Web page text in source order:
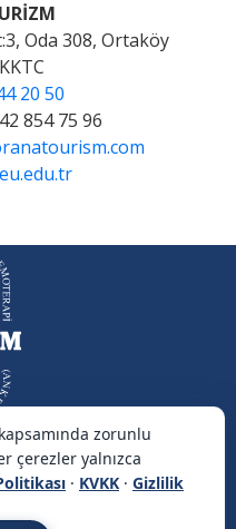
Oda 308, Ortaköy
20 50
854 75 96
zorunlu
çerezler yalnızca
· KVKK · Gizlilik